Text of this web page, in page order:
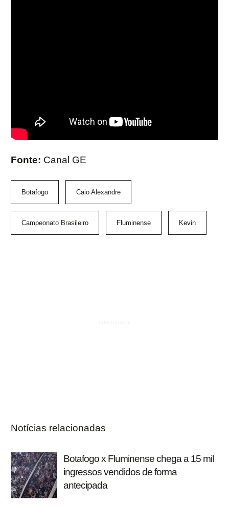
Fonte: Canal GE
Botafogo Caio Alexandre
Campeonato Brasileiro Fluminense Kevin
Notícias relacionadas
Botafogo x Fluminense chega a 15 mil
ingressos vendidos de forma
antecipada